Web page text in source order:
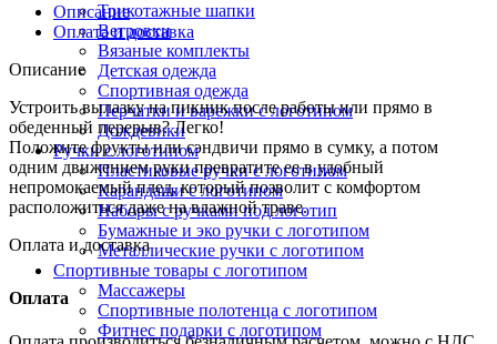
Трикотажные шапки
Ветровки
Вязаные комплекты
Детская одежда
Спортивная одежда
Перчатки и варежки с логотипом
Дождевики
Ручки с логотипом
Пластиковые ручки с логотипом
Карандаши с логотипом
Наборы с ручками под логотип
Бумажные и эко ручки с логотипом
Металлические ручки с логотипом
Спортивные товары с логотипом
Массажеры
Спортивные полотенца с логотипом
Фитнес подарки с логотипом
Описание
Оплата и доставка
Описание
Устроить вылазку на пикник после работы или прямо в
обеденный перерыв? Легко!
Положите фрукты или сэндвичи прямо в сумку, а потом
одним движением руки превратите ее в удобный
непромокаемый плед, который позволит с комфортом
расположиться даже на влажной траве.
Оплата и доставка
Оплата